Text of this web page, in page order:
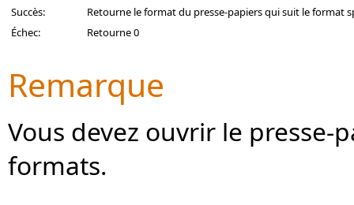
Succès:
Retourne le format du presse-papiers qui suit le format
Échec:
Retourne 0
Remarque
Vous devez ouvrir le presse-
formats.